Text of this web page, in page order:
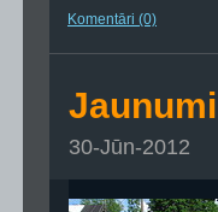
Komentāri (0)
30-Jūn-2012